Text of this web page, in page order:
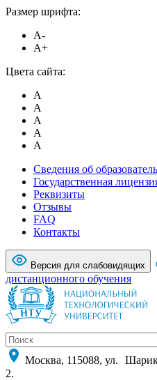
Размер шрифта:
A-
A+
Цвета сайта:
A
A
A
A
A
Сведения об
Государственная
Реквизиты
Отзывы
FAQ
Контакты
Версия для слабовидящих
дистанционного обучения
Москва, 115088, ул.
2.